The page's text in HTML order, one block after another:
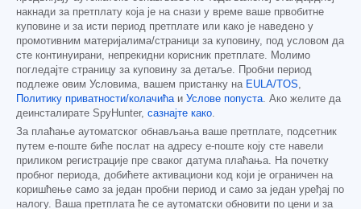
накнади за претплату која је на снази у време ваше првобитне
куповине и за исти период претплате или како је наведено у
промотивним материјалима/страници за куповину, под условом да
сте континуирани, непрекидни корисник претплате. Молимо
погледајте страницу за куповину за детаље. Пробни период
подлеже овим Условима, вашем пристанку на EULA/TOS,
Политику приватности/колачићаи Услове попуста. Ако желите да
деинсталирате SpyHunter, сазнајте како.
За плаћање аутоматског обнављања ваше претплате, подсетник
путем е-поште биће послат на адресу е-поште коју сте навели
приликом регистрације пре сваког датума плаћања. На почетку
пробног периода, добићете активациони код који је ограничен на
коришћење само за један пробни период и само за један уређај по
налогу. Ваша претплата ће се аутоматски обновити по цени и за